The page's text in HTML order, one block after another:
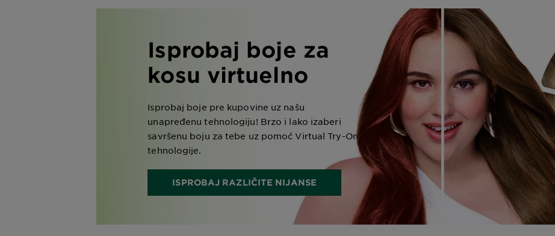
Isprobaj boje za
kosu virtuelno
Isprobaj boje pre kupovine uz našu
unapređenu tehnologiju! Brzo i lako izaberi
savršenu boju za tebe uz pomoć Virtual Try-On
tehnologije.
ISPROBAJ RAZLIČITE NIJANSE